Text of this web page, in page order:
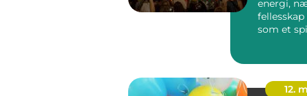
energi,
som et
12.